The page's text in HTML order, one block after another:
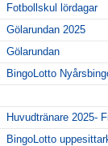
Fotbollskul lördagar
Gölarundan 2025
Gölarundan
BingoLotto
Huvudtränare 2025-
BingoLotto